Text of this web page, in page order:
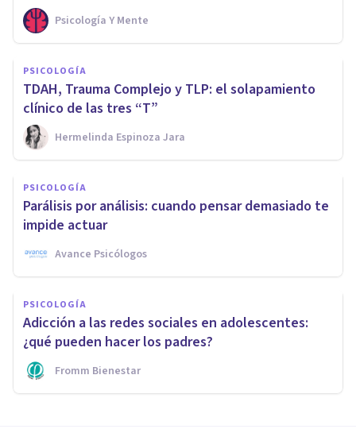
Psicología Y Mente
PSICOLOGÍA
TDAH, Trauma Complejo y TLP: el solapamiento
clínico de las tres “T”
Hermelinda Espinoza Jara
PSICOLOGÍA
Parálisis por análisis: cuando pensar demasiado te
impide actuar
Avance Psicólogos
PSICOLOGÍA
Adicción a las redes sociales en adolescentes:
¿qué pueden hacer los padres?
Fromm Bienestar